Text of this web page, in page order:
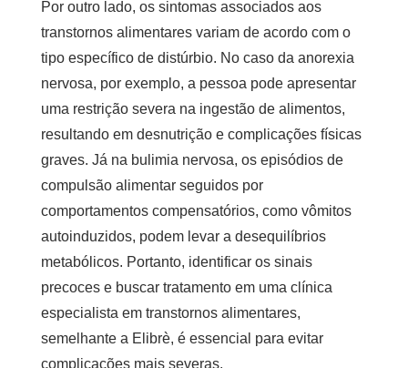
Por outro lado, os sintomas associados aos
transtornos alimentares variam de acordo com o
tipo específico de distúrbio. No caso da anorexia
nervosa, por exemplo, a pessoa pode apresentar
uma restrição severa na ingestão de alimentos,
resultando em desnutrição e complicações físicas
graves. Já na bulimia nervosa, os episódios de
compulsão alimentar seguidos por
comportamentos compensatórios, como vômitos
autoinduzidos, podem levar a desequilíbrios
metabólicos. Portanto, identificar os sinais
precoces e buscar tratamento em uma clínica
especialista em transtornos alimentares,
semelhante a Elibrè, é essencial para evitar
complicações mais severas.